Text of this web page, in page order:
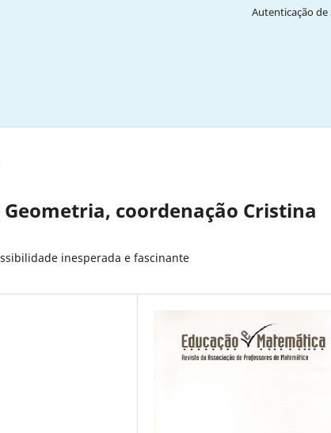
Autenticação de
coordenação Cristina
inesperada e fascinante